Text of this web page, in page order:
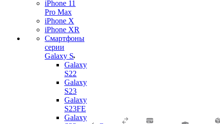
iPhone 11
Pro Max
iPhone X
iPhone XR
Смартфоны
серии
Galaxy S
Galaxy
S22
Galaxy
S23
Galaxy
S23FE
Galaxy